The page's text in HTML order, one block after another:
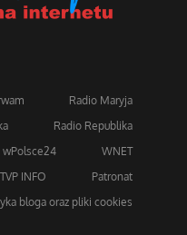
Radio Maryja
Radio Republika
wPolsce24
WNET
TVP INFO
Patronat
bloga oraz pliki cookies